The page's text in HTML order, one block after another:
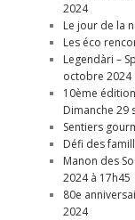
2024
Le jour de la
Les éco
Legendàri –
octobre 2024
10ème
Dimanche 29
Sentiers
Défi des
Manon des
2024 à 17h45
80e
2024